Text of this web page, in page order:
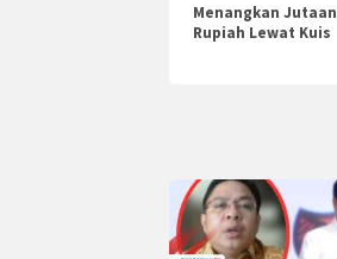
Menangkan Jutaan
Rupiah Lewat Kuis